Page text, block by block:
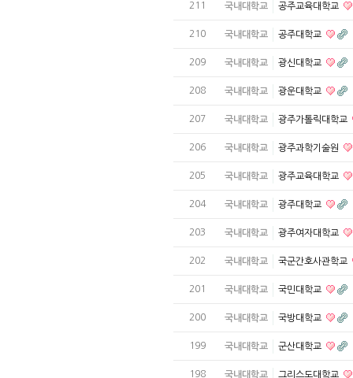
211 국내대학교 공주교육대학교
210 국내대학교 공주대학교
209 국내대학교 광신대학교
208 국내대학교 광운대학교
207 국내대학교 광주가톨릭대학교
206 국내대학교 광주과학기술원
205 국내대학교 광주교육대학교
204 국내대학교 광주대학교
203 국내대학교 광주여자대학교
202 국내대학교 국군간호사관학교
201 국내대학교 국민대학교
200 국내대학교 국방대학교
199 국내대학교 군산대학교
198 국내대학교 그리스도대학교